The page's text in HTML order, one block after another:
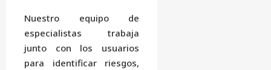
Nuestro equipo de
especialistas trabaja
junto con los usuarios
para identificar riesgos,